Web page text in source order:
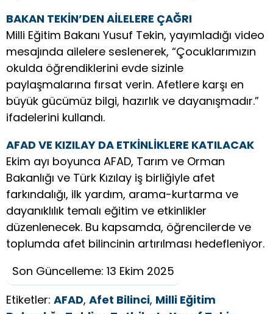
BAKAN TEKİN’DEN AİLELERE ÇAĞRI
Milli Eğitim Bakanı Yusuf Tekin, yayımladığı video
mesajında ailelere seslenerek, “Çocuklarımızın
okulda öğrendiklerini evde sizinle
paylaşmalarına fırsat verin. Afetlere karşı en
büyük gücümüz bilgi, hazırlık ve dayanışmadır.”
ifadelerini kullandı.
AFAD VE KIZILAY DA ETKİNLİKLERE KATILACAK
Ekim ayı boyunca AFAD, Tarım ve Orman
Bakanlığı ve Türk Kızılay iş birliğiyle afet
farkındalığı, ilk yardım, arama-kurtarma ve
dayanıklılık temalı eğitim ve etkinlikler
düzenlenecek. Bu kapsamda, öğrencilerde ve
toplumda afet bilincinin artırılması hedefleniyor.
Son Güncelleme: 13 Ekim 2025
Etiketler: AFAD, Afet Bilinci, Milli Eğitim